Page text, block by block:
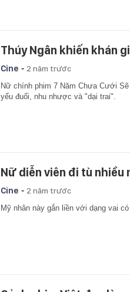
Thúy Ngân khiến khán
Cine - 2 năm trước
Nữ chính phim 7 Năm Chưa Cưới
yếu đuối, nhu nhược và "dại trai".
Nữ diễn viên đi tù nhiều
Cine - 2 năm trước
Mỹ nhân này gắn liền với dạng vai